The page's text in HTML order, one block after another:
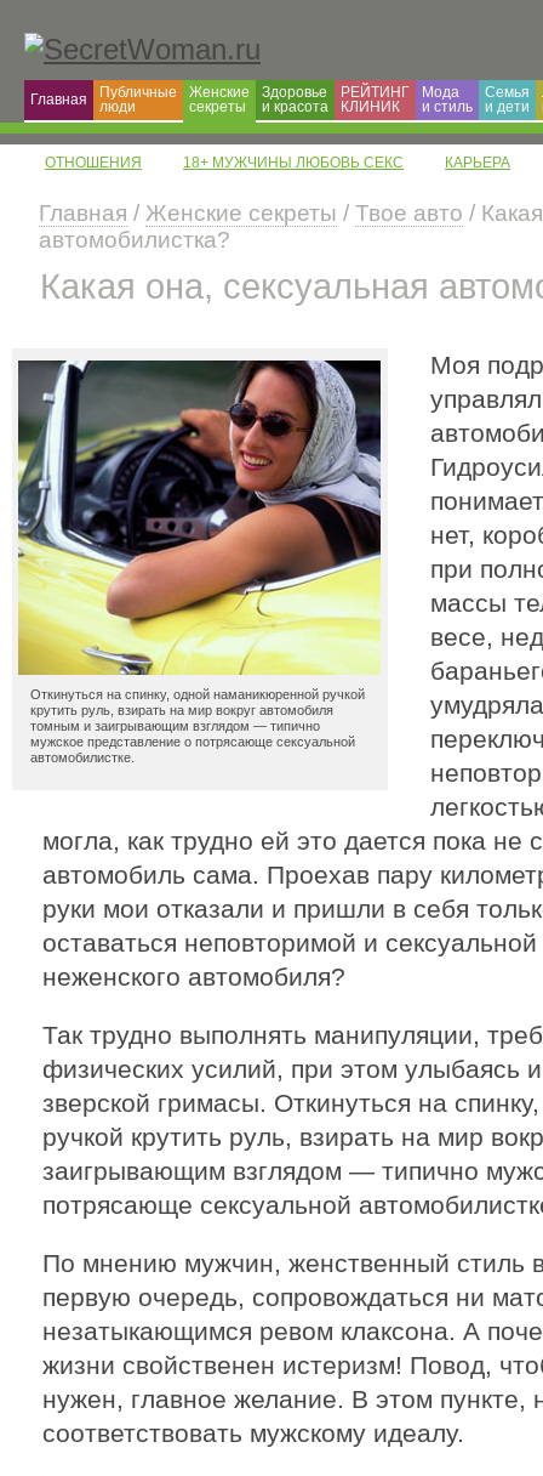
Главная
Публичные
люди
Женские
секреты
Здоровье
и красота
РЕЙТИНГ
КЛИНИК
Мода
и cтиль
Семья
и дети
ОТНОШЕНИЯ 18+ МУЖЧИНЫ ЛЮБОВЬ СЕКС КАРЬЕРА
Главная / Женские секреты / Твое авто /
автомобилистка?
Какая она, сексуальная
Откинуться на спинку, одной наманикюренной ручкой
крутить руль, взирать на мир вокруг автомобиля
томным и заигрывающим взглядом — типично
мужское представление о потрясающе сексуальной
автомобилистке.
Моя
нет,
при
массы
весе,
могла, как трудно ей это дается пока
автомобиль сама. Проехав пару
руки мои отказали и пришли в себя
оставаться неповторимой и
неженского автомобиля?
Так трудно выполнять манипуляции,
физических усилий, при этом улыбаясь
зверской гримасы. Откинуться на
ручкой крутить руль, взирать на мир
заигрывающим взглядом — типично
потрясающе сексуальной
По мнению мужчин, женственный стиль
первую очередь, сопровождаться ни
незатыкающимся ревом клаксона. А
жизни свойственен истеризм! Повод,
нужен, главное желание. В этом пункте,
соответствовать мужскому идеалу.